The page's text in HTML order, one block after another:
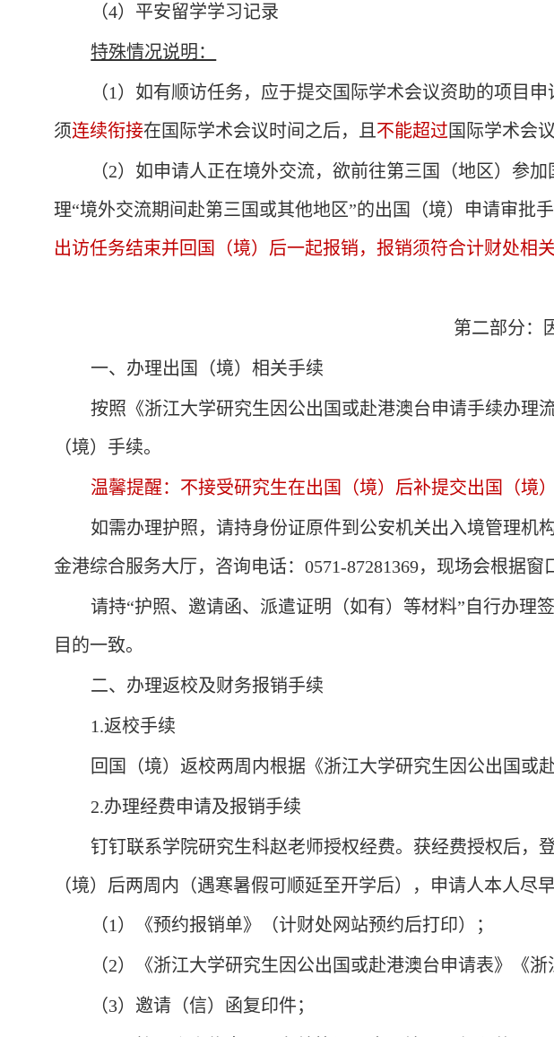
（4）平安留学学习记录
特殊情况说明：
（1 ） 如有顺访任务，应于提交 国际学术会议资助的项目申
须连续衔接在国际学术会议时间之后，且 不能超过 国际学术会
（2） 如申请人正在境外交流，欲前往第三国（地区）参加
理“境外交流期间赴第三国或其他地区”的出国（境）申请审批
出访任务结束并回国（境）后一起报销，报销须符合计财处相
第二部分：
一、办理出国（境）相关手续
按照《浙江大学研究生因公出国或赴港澳台申请手续办理
（境）手续。
温馨提醒：不接受研究生在出国（境）后补提交出国（境
如需办理护照，请持身份证原件到 公安机关出入境管理机
金港综合服务大厅，咨询电话： 0571-87281369，现场会根据窗
请持“护照、邀请函、派遣证明（如有）等材料”自行办理
目的一致。
二、办理返校及财务报销手续
1.返校手续
回国（境）返校两周内根据 《浙江大学研究生因公出国或
2.办理经费申请及报销手续
钉钉联系学院研究生科赵老师授权经费。获经费授权后，
（境）后两周内（遇寒暑假可顺延至开学后），申请人本人尽
（1）《预约报销单》 （计财处网站预约后打印） ；
（2）《浙江大学研究生因公出国或赴港澳台申请表》《
（3）邀请（信）函复印件；